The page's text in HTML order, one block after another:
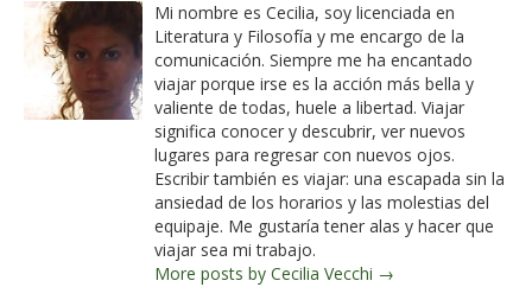
Mi nombre es Cecilia, soy licenciada en
Literatura y Filosofía y me encargo de la
comunicación. Siempre me ha encantado
viajar porque irse es la acción más bella y
valiente de todas, huele a libertad. Viajar
significa conocer y descubrir, ver nuevos
lugares para regresar con nuevos ojos.
Escribir también es viajar: una escapada sin la
ansiedad de los horarios y las molestias del
equipaje. Me gustaría tener alas y hacer que
viajar sea mi trabajo.
More posts by Cecilia Vecchi →